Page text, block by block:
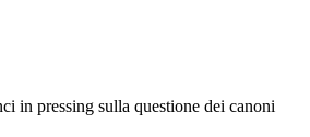
in pressing sulla questione dei canoni